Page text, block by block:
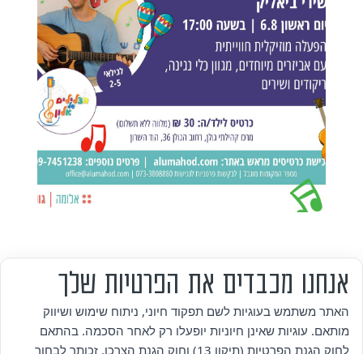
אזור אישי
אנחנו מכבדים את הפרטיות שלך
האתר משתמש בעוגיות לשם תפקוד חיוני, ניתוח שימוש ושיווק
מותאם. עוגיות שאינן חיוניות יופעלו רק לאחר הסכמה. בהתאם
לחוק הגנת הפרטיות (תיקון 13) וחוק הגנת הצרכן, זכותך לבחור